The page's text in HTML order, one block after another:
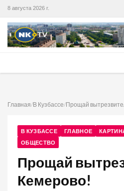
8 августа 2026 г.
Главная/В Кузбассе/Прощай
В КУЗБАССЕ ГЛАВНОЕ
ОБЩЕСТВО
Прощай
Кемерово!